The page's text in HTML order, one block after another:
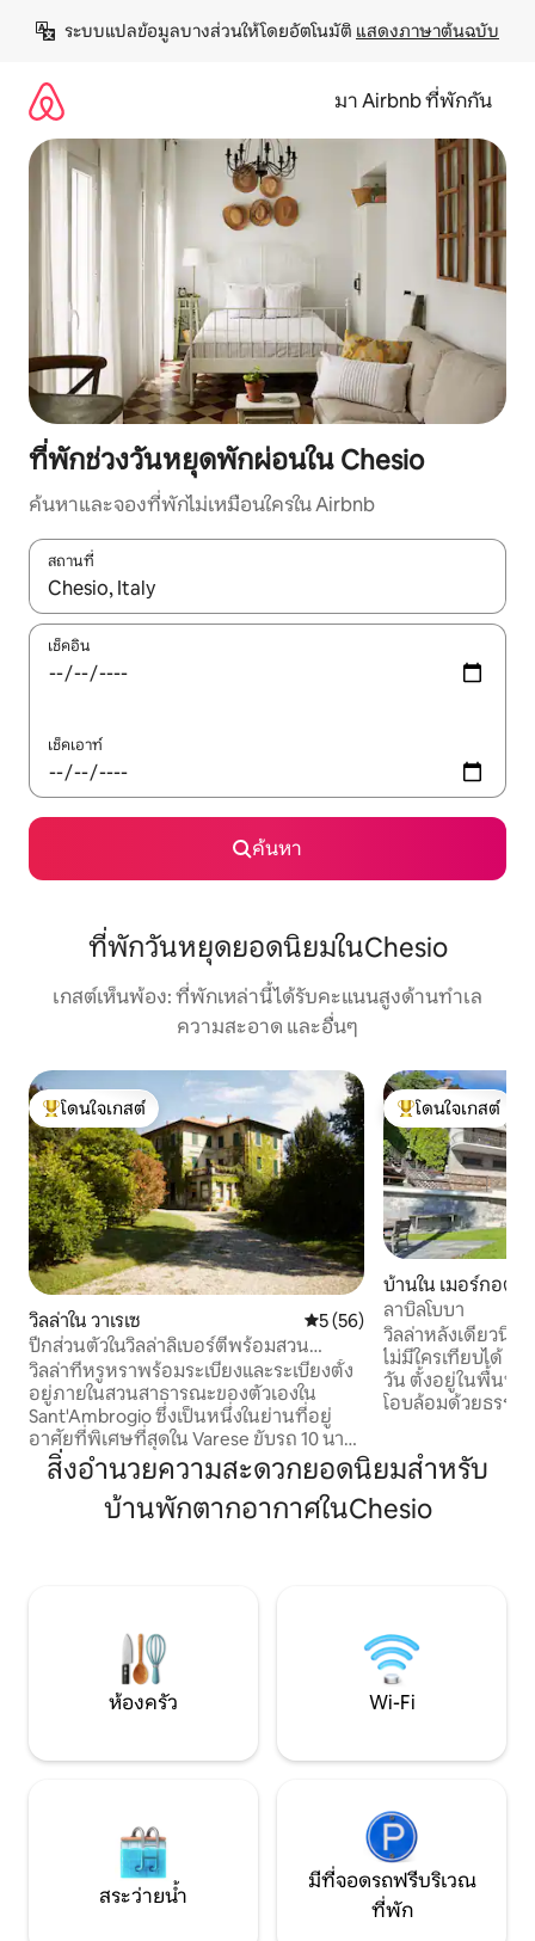
เนื้อหา
ระบบแปลข้อมูลบางส่วนให้โดยอัตโนมัติ แสดงภาษาต้นฉบับ
มา Airbnb ที่พักกัน
ที่พักช่วงวันหยุดพักผ่อนใน Chesio
ค้นหาและจองที่พักไม่เหมือนใครใน Airbnb
สถานที่
ใช้ลูกศรขึ้นลง หรือใช้การสัมผัสหรือปัด เพื่อสำรวจผลการค้นหา
เช็คอิน
เช็คเอาท์
ค้นหา
ที่พักวันหยุดยอดนิยมในChesio
เกสต์เห็นพ้อง: ที่พักเหล่านี้ได้รับคะแนนสูงด้านทำเล
ความสะอาด และอื่นๆ
โดนใจเกสต์ที่สุด
โดนใจเกสต์
วิลล่าใน วาเรเซ คะแนนเฉลี่ย 5 จาก 5, 56 รีวิว
5 (56)
ปีกส่วนตัวในวิลล่าลิเบอร์ตี้พร้อมสวน
สาธารณะ
วิลล่าที่หรูหราพร้อมระเบียงและระเบียงตั้ง
อยู่ภายในสวนสาธารณะของตัวเองใน
Sant'Ambrogio ซึ่งเป็นหนึ่งในย่านที่อยู่
อาศัยที่พิเศษที่สุดใน Varese ขับรถ 10 นาที
จากซาครอมอนเต (แหล่งมรดกโลกของ
องค์การยูเนสโก) และ 40 นาทีจากทะเลสาบ
โคโม จุดหมายปลายทางที่เหมาะสำหรับการ
เจอพวกมัน หากคุณกลัว
โดนใจเกสต์ที่สุด
โดนใจเกสต์
บ้านใน เมอร์กอตโซ
ลาบิลโบบา
วิลล่าหลังเดี่ยวนี้มี
ไม่มีใครเทียบได้
วัน ตั้งอยู่ในพื้นที่เ
โอบล้อมด้วยธรรม
เพียงไม่กี่นาทีจาก
ท้องถิ่น ศูนย์กลาง
หมู่บ้านซึ่งมีสถาน
ความสะดวกทั้งหม
สิ่งอำนวยความสะดวกยอดนิยมสำหรับ
บ้านพักตากอากาศในChesio
ห้องครัว Wi-Fi
สระว่ายน้ำ
มีที่จอดรถฟรีบริเวณ
ที่พัก